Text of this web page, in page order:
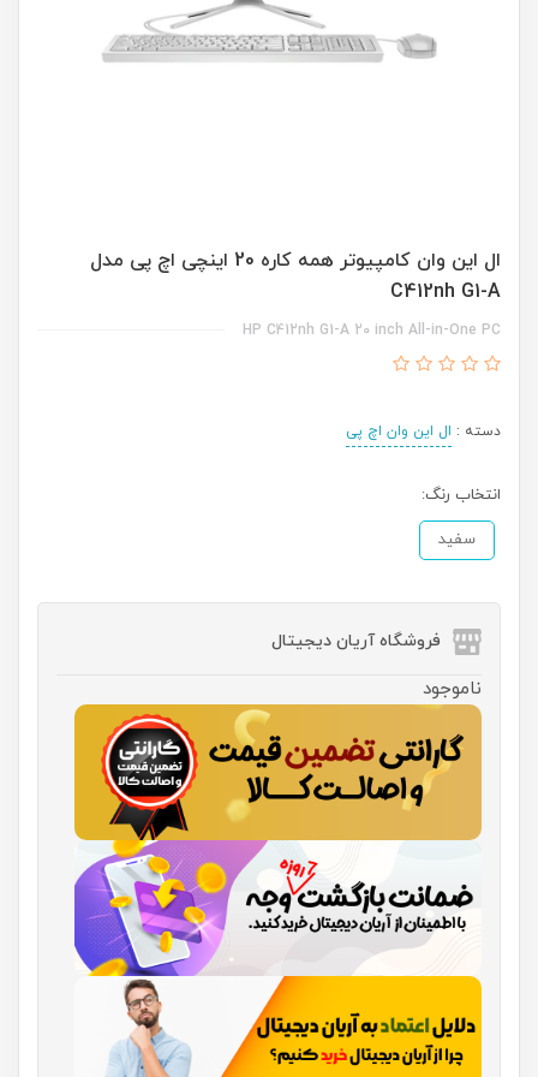
ال این وان کامپیوتر همه کاره 20 اینچی اچ پی مدل
C412nh G1-A
HP C412nh G1-A 20 inch All-in-One PC
دسته : ال این وان اچ پی
انتخاب رنگ:
سفید
فروشگاه آریان دیجیتال
ناموجود